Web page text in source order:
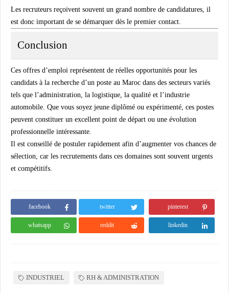
Les recruteurs reçoivent souvent un grand nombre de candidatures, il
est donc important de se démarquer dès le premier contact.
Conclusion
Ces offres d’emploi représentent de réelles opportunités pour les
candidats à la recherche d’un poste au Maroc dans des secteurs variés
tels que l’administration, la logistique, la qualité et l’industrie
automobile. Que vous soyez jeune diplômé ou expérimenté, ces postes
peuvent constituer un excellent point de départ ou une évolution
professionnelle intéressante.
Il est conseillé de postuler rapidement afin d’augmenter vos chances de
sélection, car les recrutements dans ces domaines sont souvent urgents
et compétitifs.
facebook twitter pinterest
whatsapp reddit linkedin
INDUSTRIEL RH & ADMINISTRATION